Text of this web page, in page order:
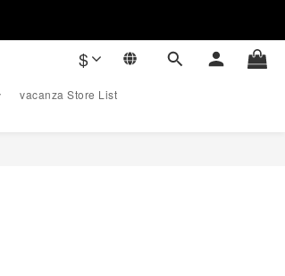
$
vacanza Store List